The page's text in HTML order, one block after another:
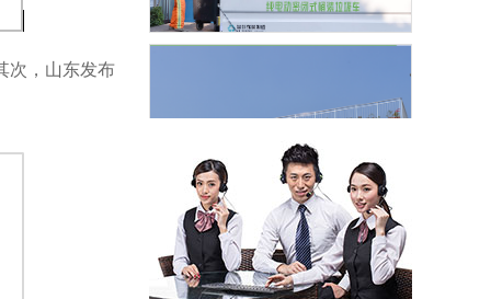
次，山东发布